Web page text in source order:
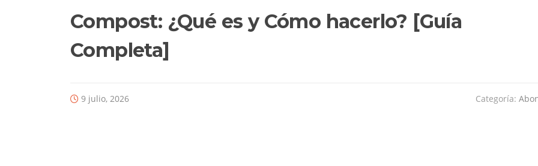
Compost: ¿Qué es y Cómo hacerlo? [Guía
Completa]
9 julio, 2026 Categoría: